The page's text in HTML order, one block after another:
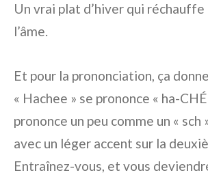
Un vrai plat d’hiver qui
l’âme.
Et pour la prononciation, ça
« Hachee » se prononce « ha-
prononce un peu comme un « sch
avec un léger accent sur la
Entraînez-vous, et vous